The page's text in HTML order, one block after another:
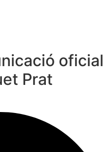
oficial
Prat